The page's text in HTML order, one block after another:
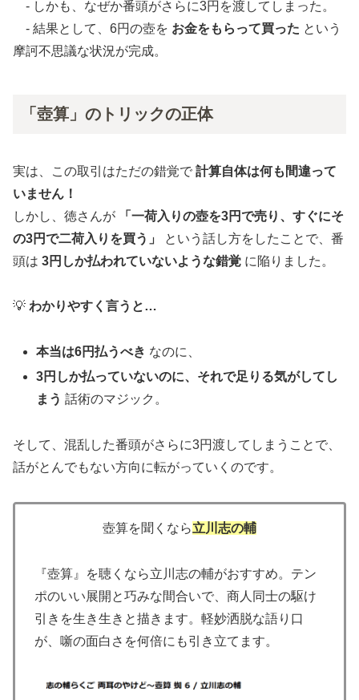
- しかも、なぜか番頭がさらに3円を渡してしまった。
- 結果として、6円の壺を お金をもらって買った という
摩訶不思議な状況が完成。
「壺算」のトリックの正体
実は、この取引はただの錯覚で 計算自体は何も間違って
いません！
しかし、徳さんが
「一荷入りの壺を3円で売り、すぐにそ
の3円で二荷入りを買う」
という話し方をしたことで、番
頭は 3円しか払われていないような錯覚 に陥りました。
💡 わかりやすく言うと…
本当は6円払うべき なのに、
3円しか払っていないのに、それで足りる気がしてし
まう 話術のマジック。
そして、混乱した番頭がさらに3円渡してしまうことで、
話がとんでもない方向に転がっていくのです。
壺算を聞くなら立川志の輔
『壺算』を聴くなら立川志の輔がおすすめ。テン
ポのいい展開と巧みな間合いで、商人同士の駆け
引きを生き生きと描きます。軽妙洒脱な語り口
が、噺の面白さを何倍にも引き立てます。